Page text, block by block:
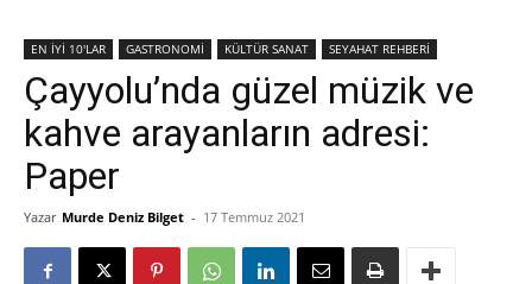
EN İYİ 10'LAR GASTRONOMİ KÜLTÜR SANAT SEYAHAT REHBERİ
Çayyolu’nda güzel müzik ve
kahve arayanların adresi:
Paper
Yazar Murde Deniz Bilget - 17 Temmuz 2021